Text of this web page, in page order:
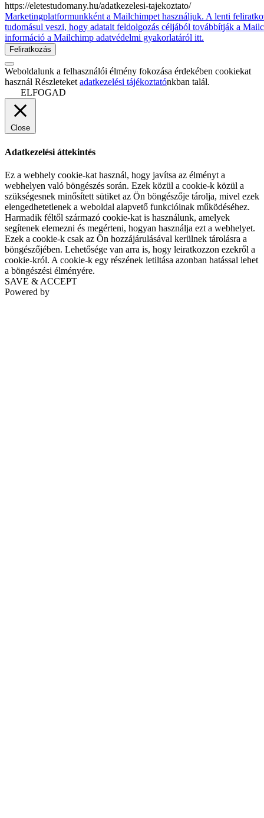
https://eletestudomany.hu/adatkezelesi-tajekoztato/
Marketingplatformunkként a Mailchimpet használjuk. A lenti
tudomásul veszi, hogy adatait feldolgozás céljából továbbítják a
információ a Mailchimp adatvédelmi gyakorlatáról itt.
Weboldalunk a felhasználói élmény fokozása érdekében cookiekat
használ Részleteketadatkezelési tájékoztatónkban talál.
ELFOGAD
Close
Adatkezelési áttekintés
Ez a webhely cookie-kat használ, hogy javítsa az élményt a
webhelyen való böngészés során. Ezek közül a cookie-k közül a
szükségesnek minősített sütiket az Ön böngészője tárolja, mivel ezek
elengedhetetlenek a weboldal alapvető funkcióinak működéséhez.
Harmadik féltől származó cookie-kat is használunk, amelyek
segítenek elemezni és megérteni, hogyan használja ezt a webhelyet.
Ezek a cookie-k csak az Ön hozzájárulásával kerülnek tárolásra a
böngészőjében. Lehetősége van arra is, hogy leiratkozzon ezekről a
cookie-król. A cookie-k egy részének letiltása azonban hatással lehet
a böngészési élményére.
SAVE & ACCEPT
Powered by